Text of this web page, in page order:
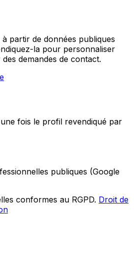
partir de données publiques
la pour personnaliser
demandes de contact.
fois le profil revendiqué par
publiques (Google
conformes au RGPD. Droit de